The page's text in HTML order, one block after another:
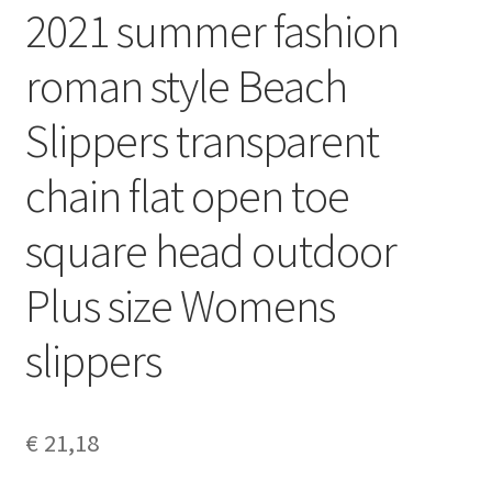
2021 summer fashion
roman style Beach
Slippers transparent
chain flat open toe
square head outdoor
Plus size Womens
slippers
€ 21,18